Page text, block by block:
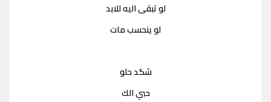
لو تبقى اليه للابد
لو ينحسب مات
شگد حلو
حبي الك